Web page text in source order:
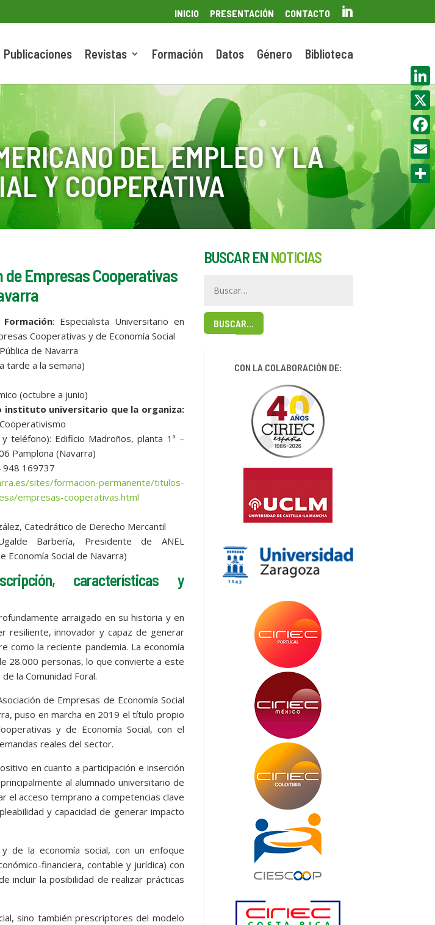
INICIO PRESENTACIÓN CONTACTO 
Publicaciones Revistas Formación Datos Género Biblioteca
DEL EMPLEO Y LA
Y COOPERATIVA
Empresas Cooperativas
: Especialista Universitario en
Cooperativas y de Economía Social
de Navarra
tarde a la semana)
(octubre a junio)
instituto universitario que la organiza:
teléfono): Edificio Madroños, planta 1ª –
Pamplona (Navarra)
948 169737
sites/formacion-permanente/titulos-
empresas-cooperativas.html
Catedrático de Derecho Mercantil
Barbería, Presidente de ANEL
Economía Social de Navarra)
características y
arraigado en su historia y en
resiliente, innovador y capaz de generar
como la reciente pandemia. La economía
28.000 personas, lo que convierte a este
la Comunidad Foral.
de Empresas de Economía Social
puso en marcha en 2019 el título propio
y de Economía Social, con el
reales del sector.
en cuanto a participación e inserción
al alumnado universitario de
el acceso temprano a competencias clave
y capacidad de generar impacto
de la economía social, con un enfoque
financiera, contable y jurídica) con
incluir la posibilidad de realizar prácticas
sino también prescriptores del modelo
BUSCAR EN NOTICIAS
BUSCAR…
CON LA COLABORACIÓN DE:
X
Email